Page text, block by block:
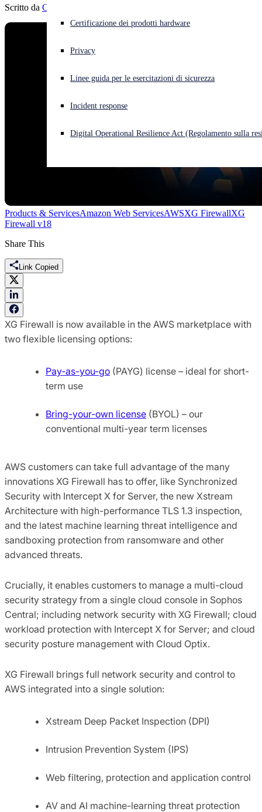
Cyberattacco in corso? Ottieni assistenza immediata
Open language switcher
Certificazione dei prodotti hardware
Privacy
Linee guida per le esercitazioni di sicurezza
Incident response
Digital Operational Resilience Act (Regolamento sulla
Scritto da Chris McCormack
Products & ServicesAmazon Web ServicesAWSXG FirewallXG
Firewall v18
Share This
Link Copied
XG Firewall is now available in the AWS marketplace with
two flexible licensing options:
Pay-as-you-go (PAYG) license – ideal for short-
term use
Bring-your-own license (BYOL) – our
conventional multi-year term licenses
AWS customers can take full advantage of the many
innovations XG Firewall has to offer, like Synchronized
Security with Intercept X for Server, the new Xstream
Architecture with high-performance TLS 1.3 inspection,
and the latest machine learning threat intelligence and
sandboxing protection from ransomware and other
advanced threats.
Crucially, it enables customers to manage a multi-cloud
security strategy from a single cloud console in Sophos
Central; including network security with XG Firewall; cloud
workload protection with Intercept X for Server; and cloud
security posture management with Cloud Optix.
XG Firewall brings full network security and control to
AWS integrated into a single solution:
Xstream Deep Packet Inspection (DPI)
Intrusion Prevention System (IPS)
Web filtering, protection and application control
AV and AI machine-learning threat protection